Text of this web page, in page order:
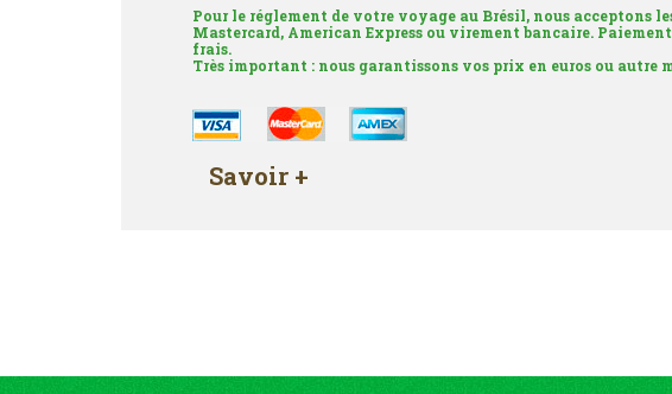
Pour le réglement de votre voyage au Brésil, nous acceptons
Mastercard, American Express ou virement bancaire.
frais.
Très important : nous garantissons vos prix en euros ou autre
Savoir +